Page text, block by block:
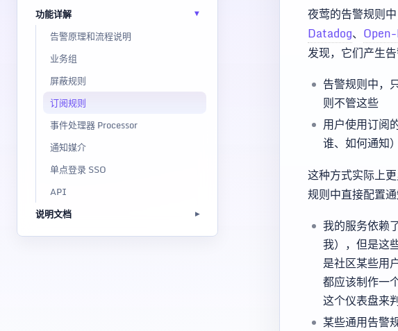
功能详解
告警原理和流程说明
业务组
屏蔽规则
订阅规则
事件处理器 Processor
通知媒介
单点登录 SSO
API
说明文档
夜莺的告警规则
Datadog、
发现，它们产生
告警规则中，
则不管这些
用户使用订阅
谁、如何通知）
这种方式实际上
规则中直接配置
我的服务依赖
我），但是这
是社区某些用
都应该制作一
这个仪表盘来
某些通用告警